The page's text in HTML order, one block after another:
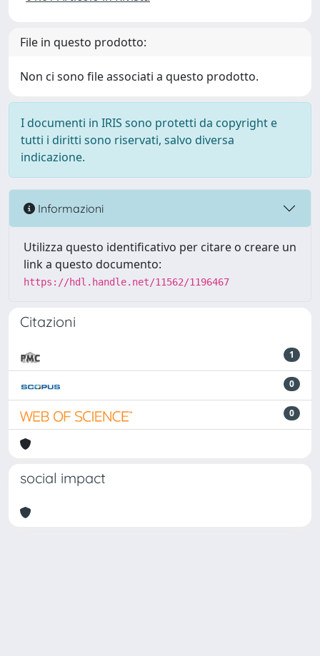
File in questo prodotto:
Non ci sono file associati a questo prodotto.
I documenti in IRIS sono protetti da copyright e
tutti i diritti sono riservati, salvo diversa
indicazione.
Informazioni
Utilizza questo identificativo per citare o creare un
link a questo documento:
https://hdl.handle.net/11562/1196467
Citazioni
1
0
0
social impact